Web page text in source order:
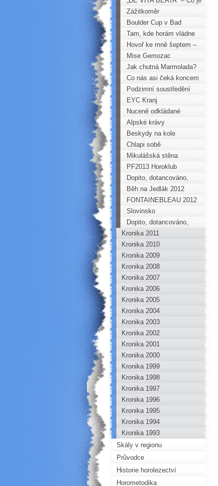
štěstí?
Zážitkoměr
Boulder Cup v Bad
Schandau
Tam, kde horám vládne
růžová
Hovoř ke mně šeptem –
Vysoké Tatry
Mise Gemozac
Jak chutná Marmolada?
Co nás asi čeká koncem
roku 2012?
Podzimní soustředění
mládeže – Kalymnos
2012
EYC Kranj
Nuceně odkládané
Alpské krávy
Beskydy na kole
Chlapi sobě
Mikulášská stěna
PF2013 Horoklub
Chomutov
Dopito, dotancováno,
doslaňováno – Hubertus
u Karlových Varů
Běh na Jedlák 2012
FONTAINEBLEAU 2012
Slovinsko
Dopito, dotancováno,
doslaňováno – Hubertus
u Karlových Varů
Kronika 2011
Kronika 2010
Kronika 2009
Kronika 2008
Kronika 2007
Kronika 2006
Kronika 2005
Kronika 2004
Kronika 2003
Kronika 2002
Kronika 2001
Kronika 2000
Kronika 1999
Kronika 1998
Kronika 1997
Kronika 1996
Kronika 1995
Kronika 1994
Kronika 1993
Skály v regionu
Průvodce
Historie horolezectví
Horometodika